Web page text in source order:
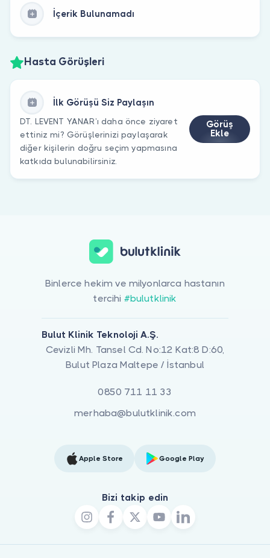
İçerik Bulunamadı
Hasta Görüşleri
İlk Görüşü Siz Paylaşın
DT. LEVENT YANAR’ı daha önce ziyaret
ettiniz mi? Görüşlerinizi paylaşarak
diğer kişilerin doğru seçim yapmasına
katkıda bulunabilirsiniz.
Görüş
Ekle
Binlerce hekim ve milyonlarca hastanın
tercihi #bulutklinik
Bulut Klinik Teknoloji A.Ş.
Cevizli Mh. Tansel Cd. No:12 Kat:8 D:60,
Bulut Plaza Maltepe / İstanbul
0850 711 11 33
merhaba@bulutklinik.com
Apple Store Google Play
Bizi takip edin